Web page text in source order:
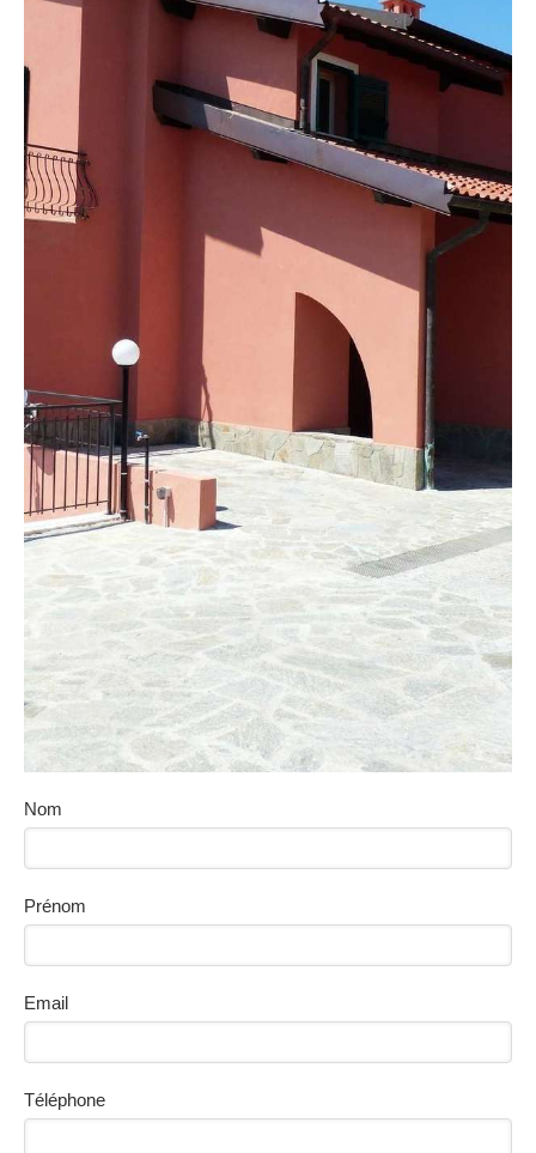
Nom
Prénom
Email
Téléphone